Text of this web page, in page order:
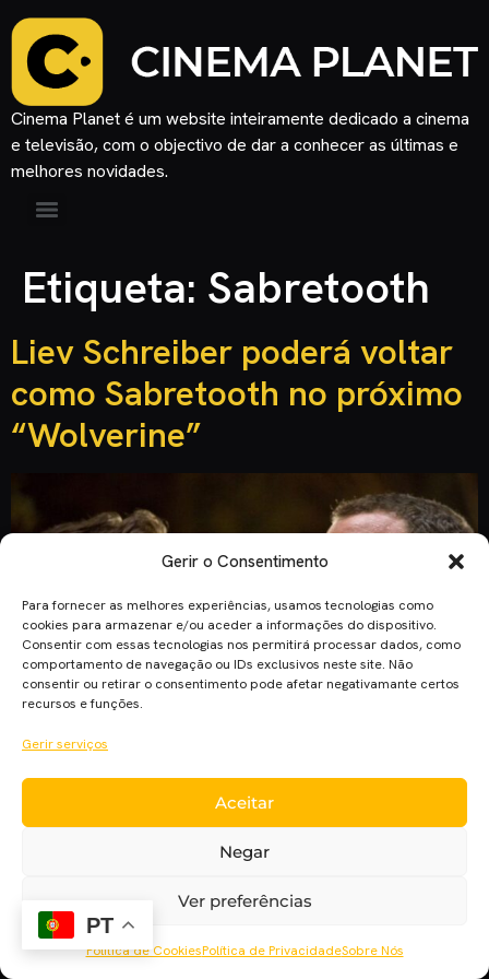
Gerir o Consentimento
Para fornecer as melhores experiências, usamos tecnologias como
cookies para armazenar e/ou aceder a informações do dispositivo.
Consentir com essas tecnologias nos permitirá processar dados, como
comportamento de navegação ou IDs exclusivos neste site. Não
consentir ou retirar o consentimento pode afetar negativamante certos
recursos e funções.
Gerir serviços
Aceitar
Negar
Ver preferências
Política de CookiesPolítica de PrivacidadeSobre Nós
Cinema Planet é um website inteiramente dedicado a cinema
e televisão, com o objectivo de dar a conhecer as últimas e
melhores novidades.
Etiqueta: Sabretooth
Liev Schreiber poderá voltar
como Sabretooth no próximo
“Wolverine”
A cerca de um ano daquela que será a última aparição de
Hugh Jackman como Wolverine, pormenores sobre a história
impediu que certos rumores começassem a surgir pela
Internet. É o caso do ator Liev Schreiber, que interpretou o
papel do mutante Sabretooth em “X-Men Origins – […]
PT